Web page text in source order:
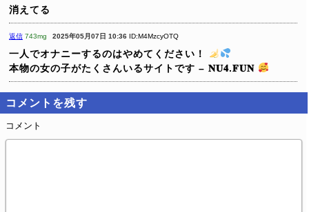
消えてる
返信 743mg 2025年05月07日 10:36 ID:M4MzcyOTQ
一人でオナニーするのはやめてください！
本物の女の子がたくさんいるサイトです – 𝐍𝐔𝟒.𝐅𝐔𝐍
コメントを残す
コメント